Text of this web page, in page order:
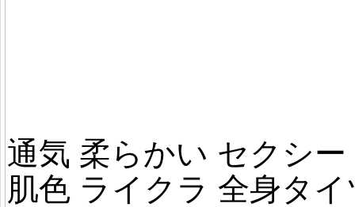
通気 柔らかい セクシー
肌色 ライクラ 全身タイ